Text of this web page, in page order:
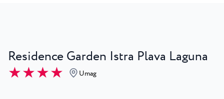
Residence Garden Istra Plava Laguna
★ ★ ★ ★ Umag